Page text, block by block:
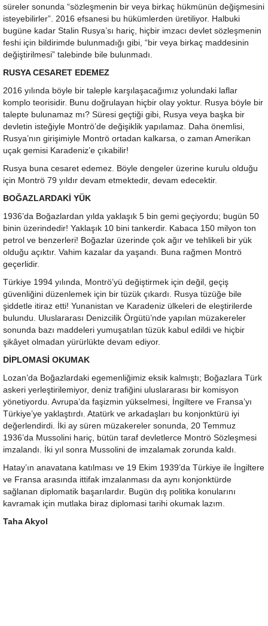
süreler sonunda “sözleşmenin bir veya birkaç hükmünün değişmesini
isteyebilirler”. 2016 efsanesi bu hükümlerden üretiliyor. Halbuki
bugüne kadar Stalin Rusya’sı hariç, hiçbir imzacı devlet sözleşmenin
feshi için bildirimde bulunmadığı gibi, “bir veya birkaç maddesinin
değiştirilmesi” talebinde bile bulunmadı.
RUSYA CESARET EDEMEZ
2016 yılında böyle bir taleple karşılaşacağımız yolundaki laflar
komplo teorisidir. Bunu doğrulayan hiçbir olay yoktur. Rusya böyle bir
talepte bulunamaz mı? Süresi geçtiği gibi, Rusya veya başka bir
devletin isteğiyle Montrö’de değişiklik yapılamaz. Daha önemlisi,
Rusya’nın girişimiyle Montrö ortadan kalkarsa, o zaman Amerikan
uçak gemisi Karadeniz’e çıkabilir!
Rusya buna cesaret edemez. Böyle dengeler üzerine kurulu olduğu
için Montrö 79 yıldır devam etmektedir, devam edecektir.
BOĞAZLARDAKİ YÜK
1936’da Boğazlardan yılda yaklaşık 5 bin gemi geçiyordu; bugün 50
binin üzerindedir! Yaklaşık 10 bini tankerdir. Kabaca 150 milyon ton
petrol ve benzerleri! Boğazlar üzerinde çok ağır ve tehlikeli bir yük
olduğu açıktır. Vahim kazalar da yaşandı. Buna rağmen Montrö
geçerlidir.
Türkiye 1994 yılında, Montrö’yü değiştirmek için değil, geçiş
güvenliğini düzenlemek için bir tüzük çıkardı. Rusya tüzüğe bile
şiddetle itiraz etti! Yunanistan ve Karadeniz ülkeleri de eleştirilerde
bulundu. Uluslararası Denizcilik Örgütü’nde yapılan müzakereler
sonunda bazı maddeleri yumuşatılan tüzük kabul edildi ve hiçbir
şikâyet olmadan yürürlükte devam ediyor.
DİPLOMASİ OKUMAK
Lozan’da Boğazlardaki egemenliğimiz eksik kalmıştı; Boğazlara Türk
askeri yerleştirilemiyor, deniz trafiğini uluslararası bir komisyon
yönetiyordu. Avrupa’da faşizmin yükselmesi, İngiltere ve Fransa’yı
Türkiye’ye yaklaştırdı. Atatürk ve arkadaşları bu konjonktürü iyi
değerlendirdi. İki ay süren müzakereler sonunda, 20 Temmuz
1936’da Mussolini hariç, bütün taraf devletlerce Montrö Sözleşmesi
imzalandı. İki yıl sonra Mussolini de imzalamak zorunda kaldı.
Hatay’ın anavatana katılması ve 19 Ekim 1939’da Türkiye ile İngiltere
ve Fransa arasında ittifak imzalanması da aynı konjonktürde
sağlanan diplomatik başarılardır. Bugün dış politika konularını
kavramak için mutlaka biraz diplomasi tarihi okumak lazım.
Taha Akyol